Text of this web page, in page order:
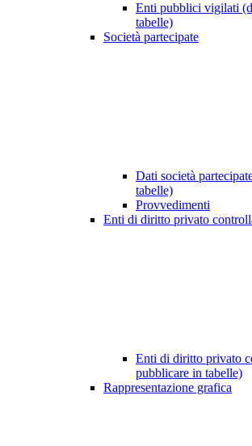
Enti pubblici vigilati
tabelle)
Società partecipate
Dati società
tabelle)
Provvedimenti
Enti di diritto privato
Enti di diritto privato
pubblicare in tabelle)
Rappresentazione grafica